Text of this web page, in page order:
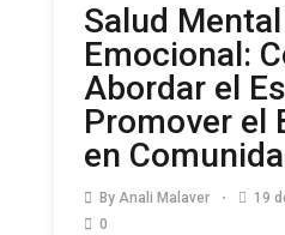
Salud
Emocional:
Abordar el
Promover el
en
By Anali Malaver
19
0